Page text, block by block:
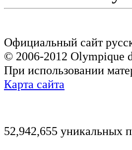
Официальный сайт
© 2006-2012 Olympique
При использовании
Карта сайта
52,942,655 уникальных